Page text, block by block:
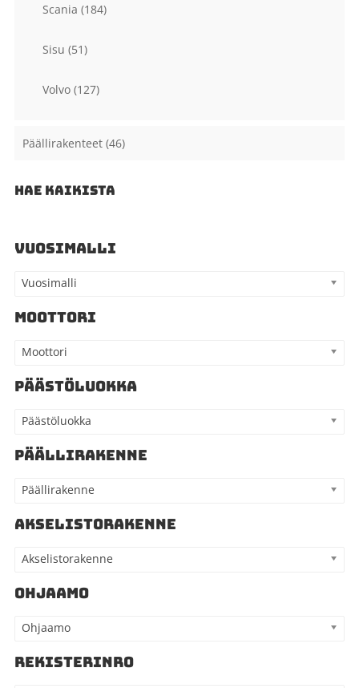
Scania (184)
Sisu (51)
Volvo (127)
Päällirakenteet (46)
HAE KAIKISTA
VUOSIMALLI
Vuosimalli
MOOTTORI
Moottori
PÄÄSTÖLUOKKA
Päästöluokka
PÄÄLLIRAKENNE
Päällirakenne
AKSELISTORAKENNE
Akselistorakenne
OHJAAMO
Ohjaamo
REKISTERINRO